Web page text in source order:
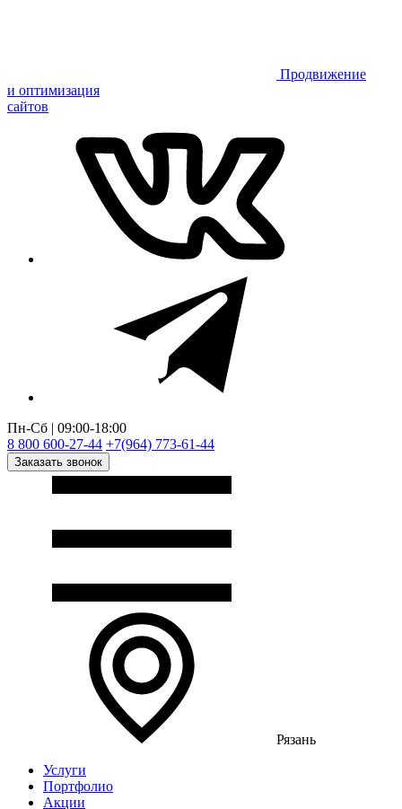
Продвижение
и оптимизация
сайтов
Пн-Сб | 09:00-18:00
8 800 600-27-44 +7(964) 773-61-44
Заказать звонок
Рязань
Услуги
Портфолио
Акции